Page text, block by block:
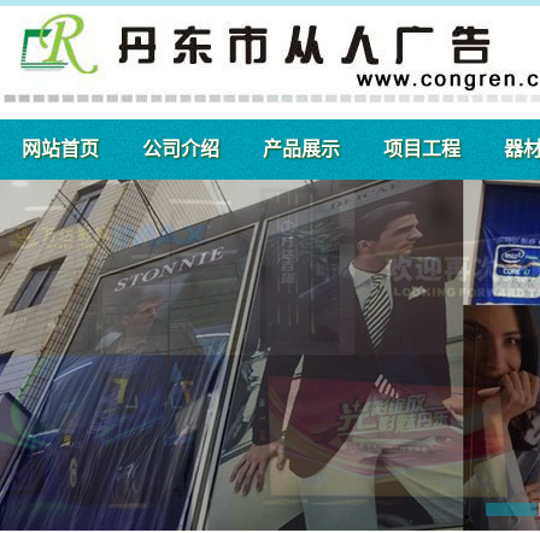
网站首页 公司介绍 产品展示 项目工程 器